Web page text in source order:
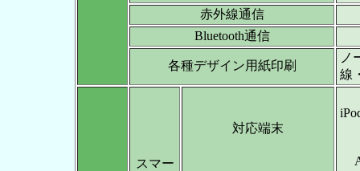
赤外線通信
Bluetooth通信
各種デザイン用紙印刷
ノ
線
スマー
対応端末